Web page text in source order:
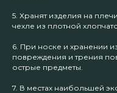
5. Хранят изделия на
чехле из плотной
6. При носке и хранении
повреждения и трения
острые предметы.
7. В местах наибольшей